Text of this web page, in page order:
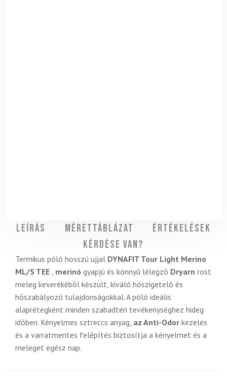
Leírás Mérettáblázat
Értékelések
Kérdése van?
Termikus póló hosszú ujjal DYNAFIT Tour Light Merino
ML/S TEE merinó gyapjú és könnyû lélegzõ Dryarn rost
meleg keverékébõl készült, kiváló hõszigetelõ és
hõszabályozó tulajdonságokkal. A póló ideális
alaprétegként minden szabadtéri tevékenységhez hideg
idõben. Kényelmes sztreccs anyag, az Anti-Odor kezelés
és a varratmentes felépítés biztosítja a kényelmet és a
meleget egész nap.